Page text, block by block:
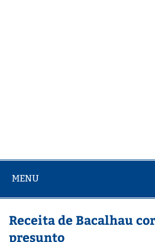
MENU
Receita de Bacalhau
presunto